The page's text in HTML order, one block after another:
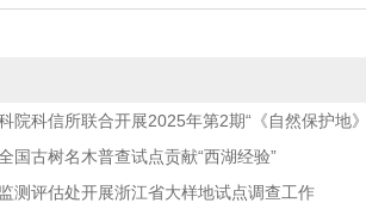
院科信所联合开展2025年第2期“《自然保护地
国古树名木普查试点贡献“西湖经验”
测评估处开展浙江省大样地试点调查工作